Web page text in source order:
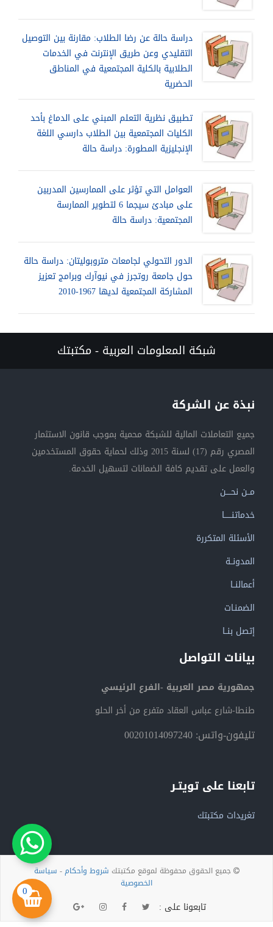
دراسة حالة عن رضا الطلاب: مقارنة بين التوصيل
التقليدي وعن طريق الإنترنت في الخدمات
الطلابية بالكلية المجتمعية في المناطق
الحضرية
تطبيق نظرية التعلم المبني على الدماغ بأحد
الكليات المجتمعية بين الطلاب دارسي اللغة
الإنجليزية المطورة: دراسة حالة
العوامل التي تؤثر على الممارسين المدربين
على مبادئ سيجما 6 لتطوير الممارسة
المجتمعية: دراسة حالة
الدور التحولي لجامعات متروبوليتان: دراسة حالة
حول جامعة روتجرز في نيوآرك وبرامج تعزيز
المشاركة المجتمعية لديها 1967-2010
0
شبكة المعلومات العربية - مكتبتك
نبذة عن الشركة
جميع التعاملات المالية للشبكة محمية بموجب قانون الاستثمار
المصري رقم (17) لسنة 2015 وذلك لحماية حقوق المستخدمين
والعمل على تقديم كافة الضمانات لتسهيل الخدمة.
مــن نحــــن
خدماتنــــــا
الأسئلة المتكررة
المدونــة
أعمالنــا
الضمنـات
إتصل بنــا
بيانات التواصل
جمهورية مصر العربية -الفرع الرئيسي
طنطا-شارع عباس العقاد متفرع من أخر الحلو
تليفون-واتس: 00201014097240
تابعنا على تويتـر
تغريدات مكتبتك
جميع الحقوق محفوظة لموقع مكتبتك شروط وأحكام- سياسة
الخصوصية
تابعونا على :